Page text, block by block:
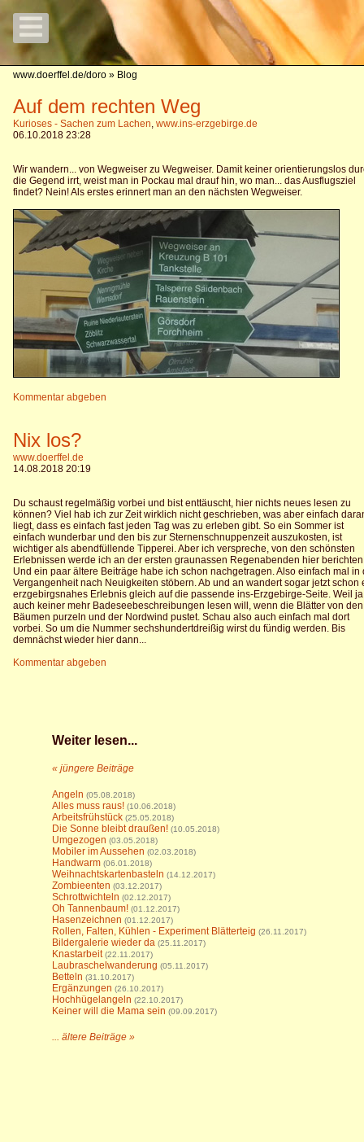
www.doerffel.de/doro » Blog
Auf dem rechten Weg
Kurioses - Sachen zum Lachen, www.ins-erzgebirge.de
06.10.2018 23:28
Wir wandern... von Wegweiser zu Wegweiser. Damit keiner orientierungslos
die Gegend irrt, weist man in Pockau mal drauf hin, wo man... das Ausflugsziel
findet? Nein! Als erstes erinnert man an den nächsten Wegweiser.
Kommentar abgeben
Nix los?
www.doerffel.de
14.08.2018 20:19
Du schaust regelmäßig vorbei und bist enttäuscht, hier nichts neues lesen zu
können? Viel hab ich zur Zeit wirklich nicht geschrieben, was aber einfach
liegt, dass es einfach fast jeden Tag was zu erleben gibt. So ein Sommer ist
einfach wunderbar und den bis zur Sternenschnuppenzeit auszukosten, ist
wichtiger als abendfüllende Tipperei. Aber ich verspreche, von den schönsten
Erlebnissen werde ich an der ersten graunassen Regenabenden hier
Und ein paar ältere Beiträge habe ich schon nachgetragen. Also einfach mal in
Vergangenheit nach Neuigkeiten stöbern. Ab und an wandert sogar jetzt schon
erzgebirgsnahes Erlebnis gleich auf die passende ins-Erzgebirge-Seite. Weil ja
auch keiner mehr Badeseebeschreibungen lesen will, wenn die Blätter von den
Bäumen purzeln und der Nordwind pustet. Schau also auch einfach mal dort
vorbei. So um die Nummer sechshundertdreißig wirst du fündig werden. Bis
demnächst wieder hier dann...
Kommentar abgeben
Weiter lesen...
« jüngere Beiträge
Angeln (05.08.2018)
Alles muss raus! (10.06.2018)
Arbeitsfrühstück (25.05.2018)
Die Sonne bleibt draußen! (10.05.2018)
Umgezogen (03.05.2018)
Mobiler im Aussehen (02.03.2018)
Handwarm (06.01.2018)
Weihnachtskartenbasteln (14.12.2017)
Zombieenten (03.12.2017)
Schrottwichteln (02.12.2017)
Oh Tannenbaum! (01.12.2017)
Hasenzeichnen (01.12.2017)
Rollen, Falten, Kühlen - Experiment Blätterteig (26.11.2017)
Bildergalerie wieder da (25.11.2017)
Knastarbeit(22.11.2017)
Laubraschelwanderung (05.11.2017)
Betteln (31.10.2017)
Ergänzungen (26.10.2017)
Hochhügelangeln (22.10.2017)
Keiner will die Mama sein (09.09.2017)
... ältere Beiträge »